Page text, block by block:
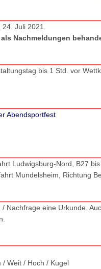
24. Juli 2021.
Nachmeldungen
bis 1 Std. vor
Abendsportfest
Ludwigsburg-Nord, B27
Mundelsheim, Richtung
Nachfrage eine Urkunde.
Weit / Hoch / Kugel